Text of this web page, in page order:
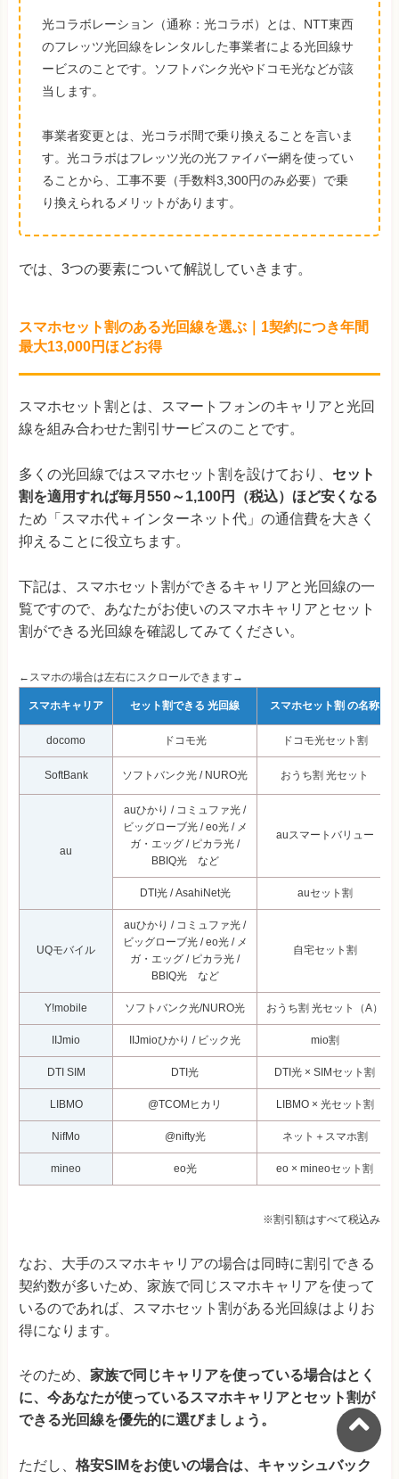
光コラボレーション（通称：光コラボ）とは、NTT東西
のフレッツ光回線をレンタルした事業者による光回線サ
ービスのことです。
ソフトバンク光やドコモ光などが該
当します。
事業者変更とは、光コラボ間で乗り換えることを言いま
す。 光コラボはフレッツ光の光ファイバー網を使ってい
ることから、工事不要（手数料3,300円のみ必要）で乗
り換えられるメリットがあります。
では、3つの要素について解説していきます。
スマホセット割のある光回線を選ぶ｜1契約につき年間
最大13,000円ほどお得
スマホセット割とは、スマートフォンのキャリアと光回
線を組み合わせた割引サービスのことです。
多くの光回線ではスマホセット割を設けており、 セット
割を適用すれば毎月550～1,100円（税込）ほど安くなる
ため「スマホ代＋インターネット代」の通信費を大きく
抑えることに役立ちます。
下記は、スマホセット割ができるキャリアと光回線の一
覧ですので、あなたがお使いのスマホキャリアとセット
割ができる光回線を確認してみてください。
←スマホの場合は左右にスクロールできます→
スマホキャリア セット割できる 光回線 スマホセット割 の名称
docomo ドコモ光 ドコモ光セット割
SoftBank ソフトバンク光 / NURO光 おうち割 光セット
au
auひかり / コミュファ光 /
ビッグローブ光 / eo光 / メ
ガ・エッグ / ピカラ光 /
BBIQ光 など
auスマートバリュー
DTI光 / AsahiNet光 auセット割
UQモバイル
auひかり / コミュファ光 /
ビッグローブ光 / eo光 / メ
ガ・エッグ / ピカラ光 /
BBIQ光 など
自宅セット割
Y!mobile ソフトバンク光/NURO光 おうち割 光セット（A）
IIJmio IIJmioひかり / ビック光 mio割
DTI SIM DTI光 DTI光 × SIMセット割
LIBMO @TCOMヒカリ LIBMO × 光セット割
NifMo @nifty光 ネット＋スマホ割
mineo eo光 eo × mineoセット割
※割引額はすべて税込み
なお、大手のスマホキャリアの場合は同時に割引できる
契約数が多いため、家族で同じスマホキャリアを使って
いるのであれば、スマホセット割がある光回線はよりお
得になります。
そのため、 家族で同じキャリアを使っている場合はとく
に、今あなたが使っているスマホキャリアとセット割が
できる光回線を優先的に選びましょう。
ただし、 格安SIMをお使いの場合は、キャッシュバック